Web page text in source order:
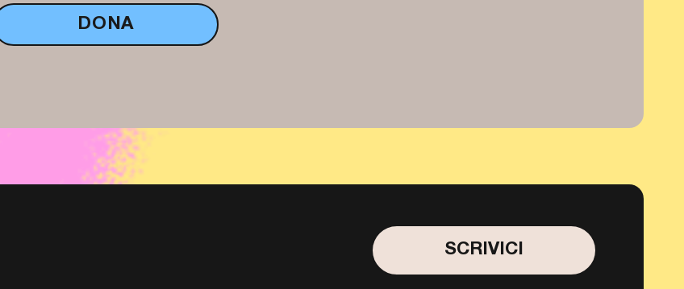
DONA
SCRIVICI